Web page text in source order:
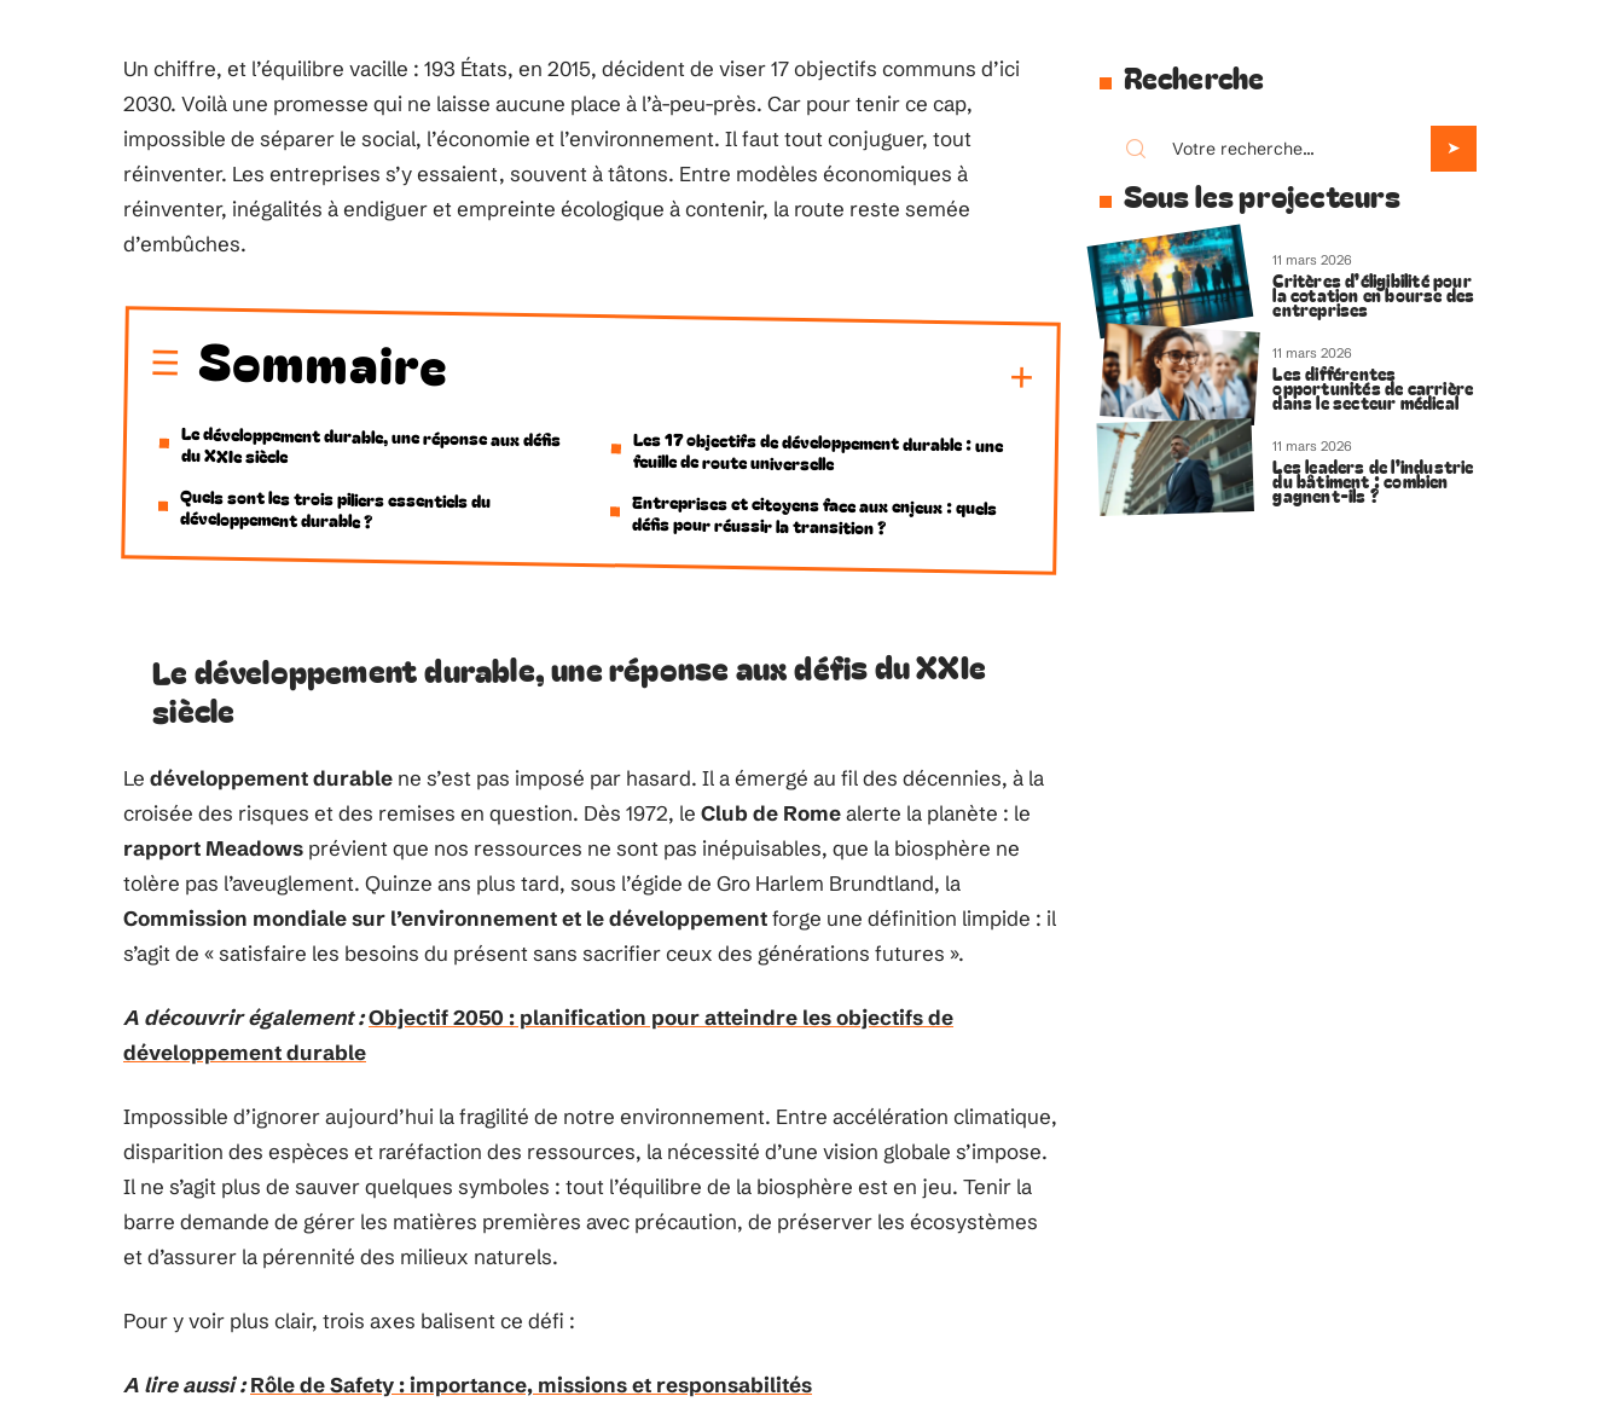
Un chiffre, et l’équilibre vacille : 193 États, en 2015, décident de viser 17 objectifs communs d’ici
2030. Voilà une promesse qui ne laisse aucune place à l’à-peu-près. Car pour tenir ce cap,
impossible de séparer le social, l’économie et l’environnement. Il faut tout conjuguer, tout
réinventer. Les entreprises s’y essaient, souvent à tâtons. Entre modèles économiques à
réinventer, inégalités à endiguer et empreinte écologique à contenir, la route reste semée
d’embûches.
Sommaire
Le développement durable, une réponse aux défis
du XXIe siècle
Quels sont les trois piliers essentiels du
développement durable ?
Les 17 objectifs de développement durable : une
feuille de route universelle
Entreprises et citoyens face aux enjeux : quels
défis pour réussir la transition ?
Le développement durable, une réponse aux défis du XXIe
siècle
Le développement durable ne s’est pas imposé par hasard. Il a émergé au fil des décennies, à la
croisée des risques et des remises en question. Dès 1972, le Club de Romealerte la planète : le
rapport Meadows prévient que nos ressources ne sont pas inépuisables, que la biosphère ne
tolère pas l’aveuglement. Quinze ans plus tard, sous l’égide de Gro Harlem Brundtland, la
Commission mondiale sur l’environnement et le développementforge une définition limpide : il
s’agit de « satisfaire les besoins du présent sans sacrifier ceux des générations futures ».
A découvrir également :Objectif 2050 : planification pour atteindre les objectifs de
développement durable
Impossible d’ignorer aujourd’hui la fragilité de notre environnement. Entre accélération climatique,
disparition des espèces et raréfaction des ressources, la nécessité d’une vision globale s’impose.
Il ne s’agit plus de sauver quelques symboles : tout l’équilibre de la biosphère est en jeu. Tenir la
barre demande de gérer les matières premières avec précaution, de préserver les écosystèmes
et d’assurer la pérennité des milieux naturels.
Pour y voir plus clair, trois axes balisent ce défi :
A lire aussi : Rôle de Safety : importance, missions et responsabilités
Recherche
Sous les projecteurs
11 mars 2026
Critères d’éligibilité pour
la cotation en bourse des
entreprises
11 mars 2026
Les différentes
opportunités de carrière
dans le secteur médical
11 mars 2026
Les leaders de l’industrie
du bâtiment : combien
gagnent-ils ?